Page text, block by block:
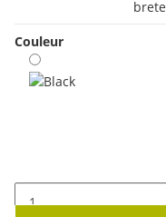
Couleur